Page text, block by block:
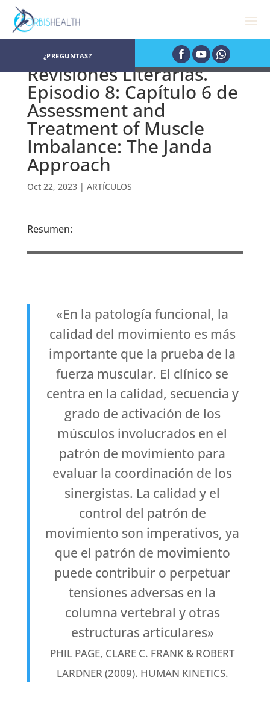
¿PREGUNTAS?
Revisiones Literarias.
Episodio 8: Capítulo 6 de
Assessment and
Treatment of Muscle
Imbalance: The Janda
Approach
Oct 22, 2023| ARTÍCULOS
Resumen:
«En la patología funcional, la
calidad del movimiento es más
importante que la prueba de la
fuerza muscular. El clínico se
centra en la calidad, secuencia y
grado de activación de los
músculos involucrados en el
patrón de movimiento para
evaluar la coordinación de los
sinergistas. La calidad y el
control del patrón de
movimiento son imperativos, ya
que el patrón de movimiento
puede contribuir o perpetuar
tensiones adversas en la
columna vertebral y otras
estructuras articulares»
PHIL PAGE, CLARE C. FRANK & ROBERT
LARDNER (2009). HUMAN KINETICS.